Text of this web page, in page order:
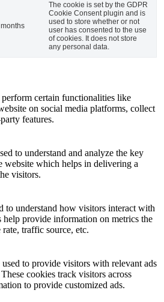
months
The cookie is set by the GDPR
Cookie Consent plugin and is
used to store whether or not
user has consented to the use
of cookies. It does not store
any personal data.
certain functionalities like
on social media platforms, collect
features.
to understand and analyze the key
website which helps in delivering a
visitors.
to understand how visitors interact with
help provide information on metrics the
traffic source, etc.
to provide visitors with relevant ads
cookies track visitors across
to provide customized ads.